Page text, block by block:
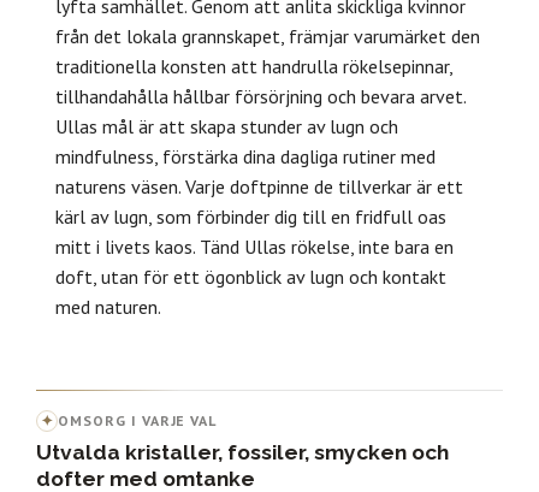
lyfta samhället. Genom att anlita skickliga kvinnor
från det lokala grannskapet, främjar varumärket den
traditionella konsten att handrulla rökelsepinnar,
tillhandahålla hållbar försörjning och bevara arvet.
Ullas mål är att skapa stunder av lugn och
mindfulness, förstärka dina dagliga rutiner med
naturens väsen. Varje doftpinne de tillverkar är ett
kärl av lugn, som förbinder dig till en fridfull oas
mitt i livets kaos. Tänd Ullas rökelse, inte bara en
doft, utan för ett ögonblick av lugn och kontakt
med naturen.
✦ OMSORG I VARJE VAL
Utvalda kristaller, fossiler, smycken och
dofter med omtanke